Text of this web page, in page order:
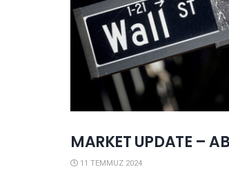
BILANÇO AÇIKLAMALARI
MARKET UPDATE –
11 TEMMUZ 2024